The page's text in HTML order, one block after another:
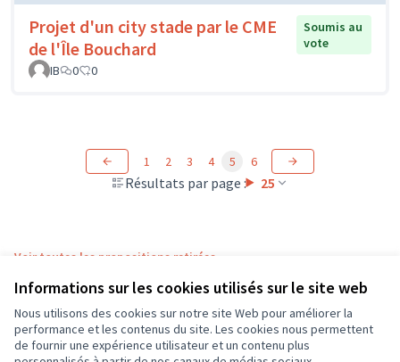
Informations sur les cookies utilisés sur le site web
Nous utilisons des cookies sur notre site Web pour améliorer la
performance et les contenus du site. Les cookies nous permettent
de fournir une expérience utilisateur et un contenu plus
Projet d'un city stade par le CME
de l'Île Bouchard
Soumis au
vote
IB
0 0
Résultats par page : 25
1 2 3 4 5 6
Voir toutes les propositions retirées
Conditions d'utilisation
Paramètres des cookies
CD37 sur XCD37 sur Facebook
CD37 sur Instagram
CD37 sur YouTube